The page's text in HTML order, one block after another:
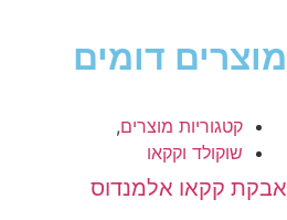
דומים
קטגוריות מוצרים,
שוקולד וקקאו
קקאו אלמנדוס